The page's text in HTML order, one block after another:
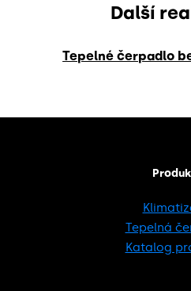
Další
Tepelné čerpadlo
Tepelná
Katalog